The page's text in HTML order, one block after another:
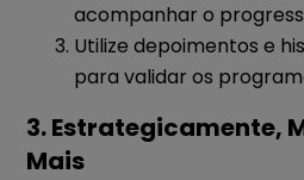
acompanhar o
Utilize depoimentos e
para validar os
3. Estrategicamente,
Mais